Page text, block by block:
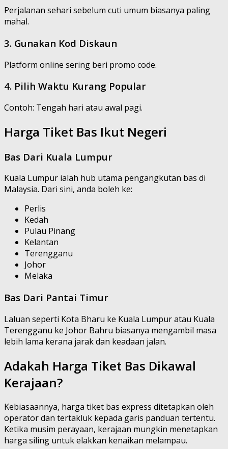
Perjalanan sehari sebelum cuti umum biasanya paling
mahal.
3. Gunakan Kod Diskaun
Platform online sering beri promo code.
4. Pilih Waktu Kurang Popular
Contoh: Tengah hari atau awal pagi.
Harga Tiket Bas Ikut Negeri
Bas Dari Kuala Lumpur
Kuala Lumpur ialah hub utama pengangkutan bas di
Malaysia. Dari sini, anda boleh ke:
Perlis
Kedah
Pulau Pinang
Kelantan
Terengganu
Johor
Melaka
Bas Dari Pantai Timur
Laluan seperti Kota Bharu ke Kuala Lumpur atau Kuala
Terengganu ke Johor Bahru biasanya mengambil masa
lebih lama kerana jarak dan keadaan jalan.
Adakah Harga Tiket Bas Dikawal
Kerajaan?
Kebiasaannya, harga tiket bas express ditetapkan oleh
operator dan tertakluk kepada garis panduan tertentu.
Ketika musim perayaan, kerajaan mungkin menetapkan
harga siling untuk elakkan kenaikan melampau.